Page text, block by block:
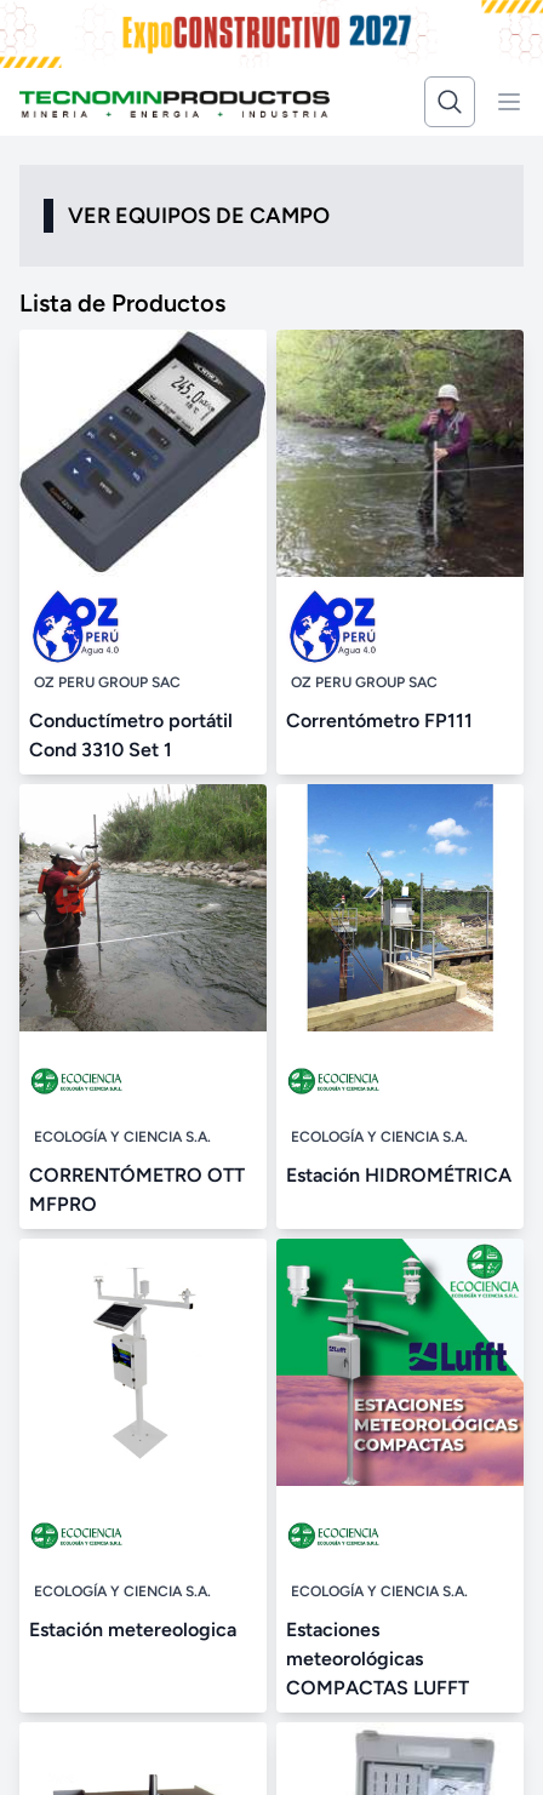
VER EQUIPOS DE CAMPO
Lista de Productos
OZ PERU GROUP SAC
Conductímetro portátil
Cond 3310 Set 1
OZ PERU GROUP SAC
Correntómetro FP111
ECOLOGÍA Y CIENCIA S.A.
CORRENTÓMETRO OTT
MFPRO
ECOLOGÍA Y CIENCIA S.A.
Estación HIDROMÉTRICA
ECOLOGÍA Y CIENCIA S.A.
Estación metereologica
ECOLOGÍA Y CIENCIA S.A.
Estaciones
meteorológicas
COMPACTAS LUFFT